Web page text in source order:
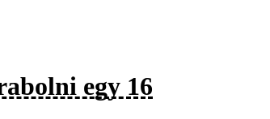
egy 16